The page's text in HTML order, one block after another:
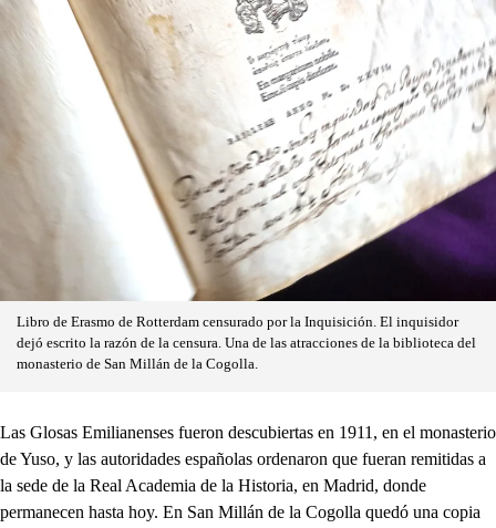
Libro de Erasmo de Rotterdam censurado por la Inquisición. El inquisidor
dejó escrito la razón de la censura. Una de las atracciones de la biblioteca del
monasterio de San Millán de la Cogolla.
Las Glosas Emilianenses fueron descubiertas en 1911, en el monasterio
de Yuso, y las autoridades españolas ordenaron que fueran remitidas a
la sede de la Real Academia de la Historia, en Madrid, donde
permanecen hasta hoy. En San Millán de la Cogolla quedó una copia